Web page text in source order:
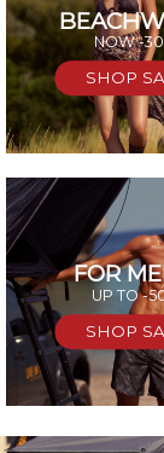
NOW -
SHOP
FOR
UP TO -
SHOP